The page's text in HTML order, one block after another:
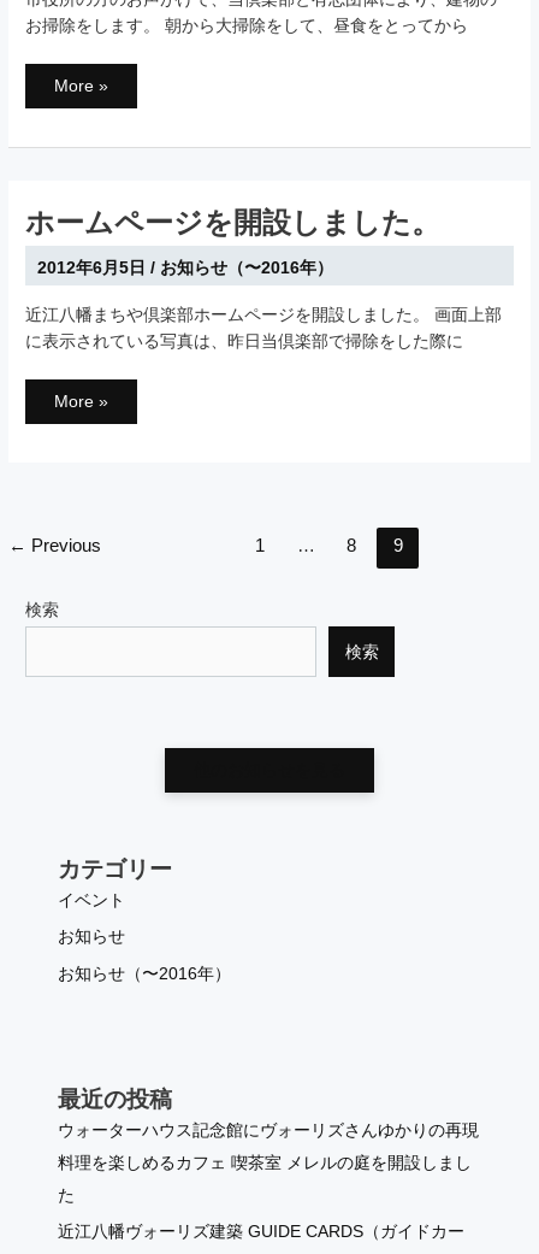
お掃除をします。 朝から大掃除をして、昼食をとってから
建
掃
す。
More »
ホームページを開設しました。
2012年6月5日 / お知らせ（〜2016年）
近江八幡まちや倶楽部ホームページを開設しました。 画面上部
に表示されている写真は、昨日当倶楽部で掃除をした際に
ホ
し
ま
More »
Post
← Previous 1 … 8 9
検索
検索
カテゴリー
イベント
お知らせ
お知らせ（〜2016年）
最近の投稿
ウォーターハウス記念館にヴォーリズさんゆかりの再現
料理を楽しめるカフェ 喫茶室 メレルの庭を開設しまし
た
近江八幡ヴォーリズ建築 GUIDE CARDS（ガイドカー